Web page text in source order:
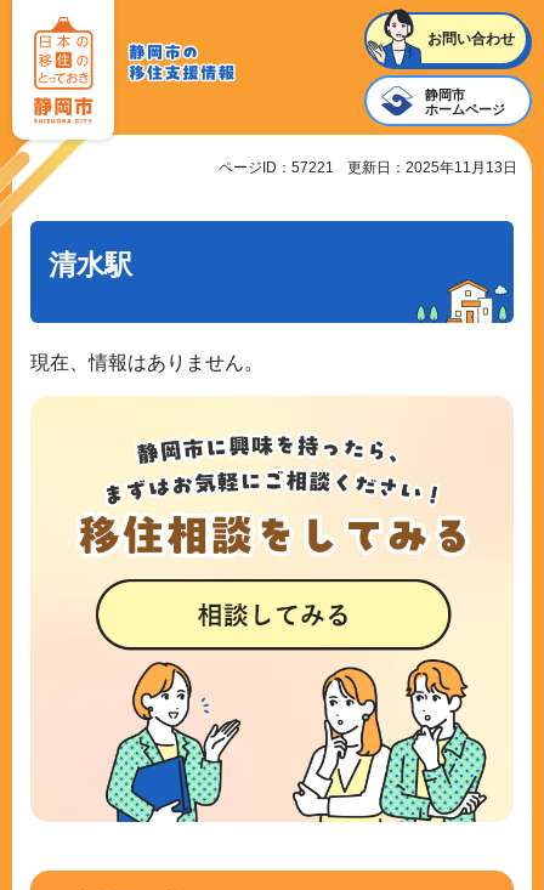
静岡
市の
移住
支援
情報
静岡市
お問い合わせ
静岡市
ホームページ
ページID：57221 更新日：2025年11月13日
清水駅
現在、情報はありません。